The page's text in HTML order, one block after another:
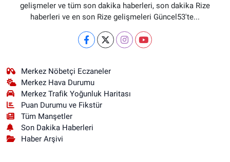
gelişmeler ve tüm son dakika haberleri, son dakika Rize
haberleri ve en son Rize gelişmeleri Güncel53'te...
Merkez Nöbetçi Eczaneler
Merkez Hava Durumu
Merkez Trafik Yoğunluk Haritası
Puan Durumu ve Fikstür
Tüm Manşetler
Son Dakika Haberleri
Haber Arşivi